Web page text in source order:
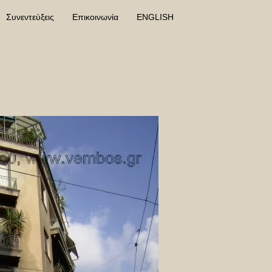
Συνεντεύξεις Επικοινωνία ENGLISH